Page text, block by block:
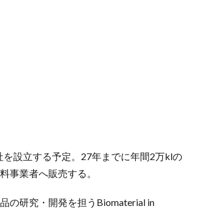
設立する予定。27年までに年間2万klの
事業者へ販売する。
の研究・開発を担うBiomaterial in